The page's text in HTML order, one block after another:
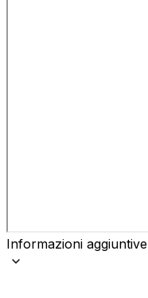
Informazioni aggiuntive